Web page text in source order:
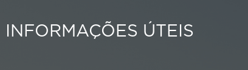
INFORMAÇÕES ÚTEIS